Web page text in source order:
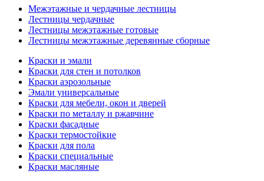
Межэтажные и чердачные лестницы
Лестницы чердачные
Лестницы межэтажные готовые
Лестницы межэтажные деревянные сборные
Краски и эмали
Краски для стен и потолков
Краски аэрозольные
Эмали универсальные
Краски для мебели, окон и дверей
Краски по металлу и ржавчине
Краски фасадные
Краски термостойкие
Краски для пола
Краски специальные
Краски масляные